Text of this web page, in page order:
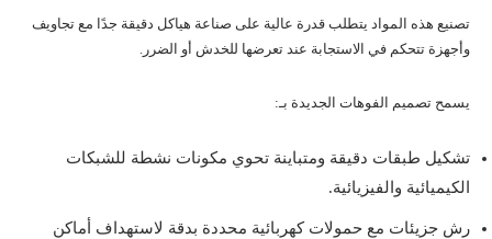
تصنيع هذه المواد يتطلب قدرة عالية على صناعة هياكل دقيقة جدًا مع تجاويف
وأجهزة تتحكم في الاستجابة عند تعرضها للخدش أو الضرر.
يسمح تصميم الفوهات الجديدة بـ:
تشكيل طبقات دقيقة ومتباينة تحوي مكونات نشطة للشبكات
الكيميائية والفيزيائية.
رش جزيئات مع حمولات كهربائية محددة بدقة لاستهداف أماكن